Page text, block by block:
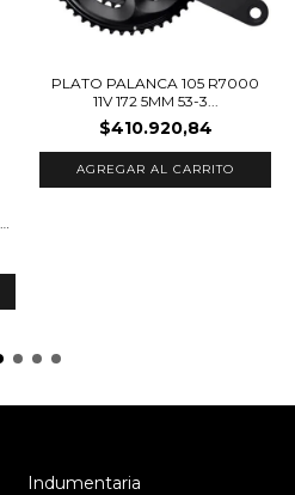
PLATO PALANCA 105 R7000
11V 172 5MM 53-3...
$410.920,84
Indumentaria